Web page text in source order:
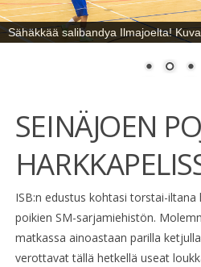
Sähäkkää salibandya Ilmajoelta!
SEINÄJOEN
ISB:n edustus kohtasi torstai-iltana
poikien SM-sarjamiehistön.
matkassa ainoastaan parilla
verottavat tällä hetkellä useat